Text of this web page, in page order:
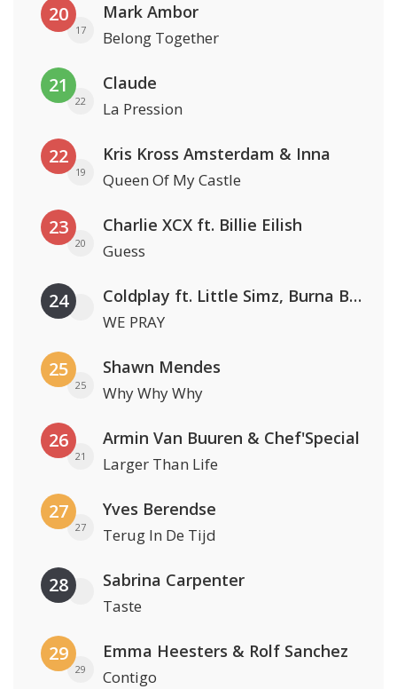
20
17
Mark Ambor
Belong Together
21
22
Claude
La Pression
22
19
Kris Kross Amsterdam & Inna
Queen Of My Castle
23
20
Charlie XCX ft. Billie Eilish
Guess
24 Coldplay ft. Little Simz, Burna Boy, Elyanna & Tini
WE PRAY
25
25
Shawn Mendes
Why Why Why
26
21
Armin Van Buuren & Chef'Special
Larger Than Life
27
27
Yves Berendse
Terug In De Tijd
28 Sabrina Carpenter
Taste
29
29
Emma Heesters & Rolf Sanchez
Contigo